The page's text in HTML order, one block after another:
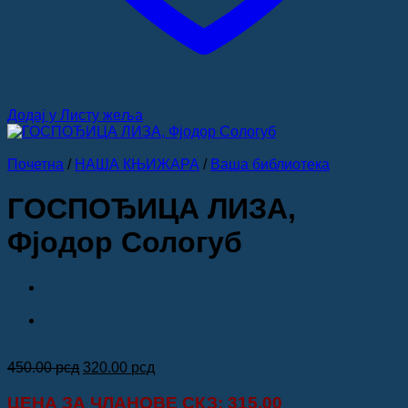
Додај у Листу жеља
Почетна / НАША КЊИЖАРА / Ваша библиотека
ГОСПОЂИЦА ЛИЗА,
Фјодор Сологуб
450.00рсд Оригинална
је
320.00 рсд
је:
ЦЕНА ЗА ЧЛАНОВЕ СКЗ: 315.00